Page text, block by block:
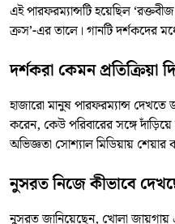
এই পারফরম্যান্সটি হয়েছিল
ক্রস’-এর তালে। গানটি দর্শকদের
দর্শকরা কেমন প্রতিক্রিয়া
হাজারো মানুষ পারফরম্যান্স
করেন, কেউ পরিবারের সঙ্গে
অভিজ্ঞতা সোশ্যাল মিডিয়ায় শেয়ার
নুসরত নিজে কীভাবে
নুসরত জানিয়েছেন, খোলা জায়গায়